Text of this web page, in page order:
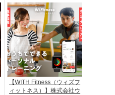
【WITH Fitness（ウィズフ
ィットネス）】株式会社ウ